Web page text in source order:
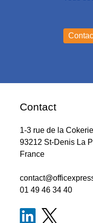
Contact
1-3 rue de la Cokerie
93212 St-Denis La
France
01 49 46 34 40